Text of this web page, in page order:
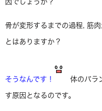
骨が変形するまでの過程, 筋
とはありますか？
そうなんです！ 体のバラ
す原因となるのです。